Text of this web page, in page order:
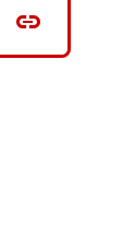
link